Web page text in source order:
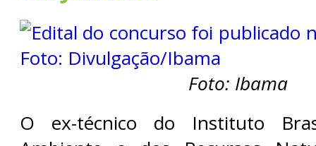
Foto: Ibama
O ex-técnico do Instituto